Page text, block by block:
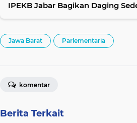
IPEKB Jabar Bagikan Daging
Jawa Barat Parlementaria
komentar
Berita Terkait